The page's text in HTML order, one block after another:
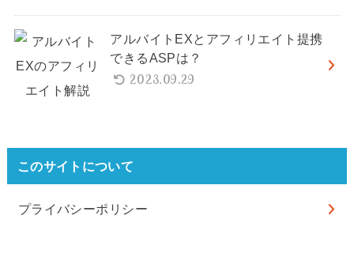
アルバイトEXとアフィリエイト提携
できるASPは？
2023.09.29
このサイトについて
プライバシーポリシー